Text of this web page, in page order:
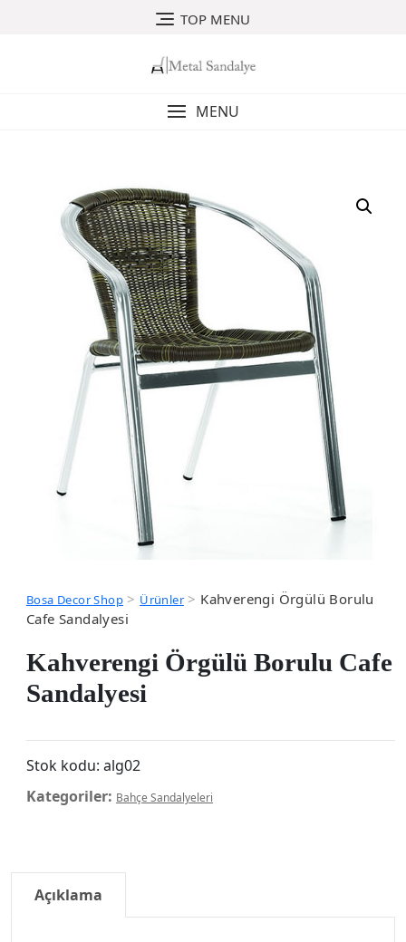
TOP MENU
MENU
Bosa Decor Shop> Ürünler> Kahverengi Örgülü Borulu
Cafe Sandalyesi
Kahverengi Örgülü Borulu Cafe
Sandalyesi
Stok kodu: alg02
Kategoriler: Bahçe Sandalyeleri
Açıklama